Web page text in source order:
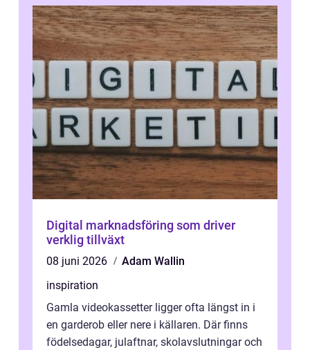
Digital marknadsföring som driver
verklig tillväxt
08 juni 2026
Adam Wallin
inspiration
Gamla videokassetter ligger ofta längst in i
en garderob eller nere i källaren. Där finns
födelsedagar, julaftnar, skolavslutningar och